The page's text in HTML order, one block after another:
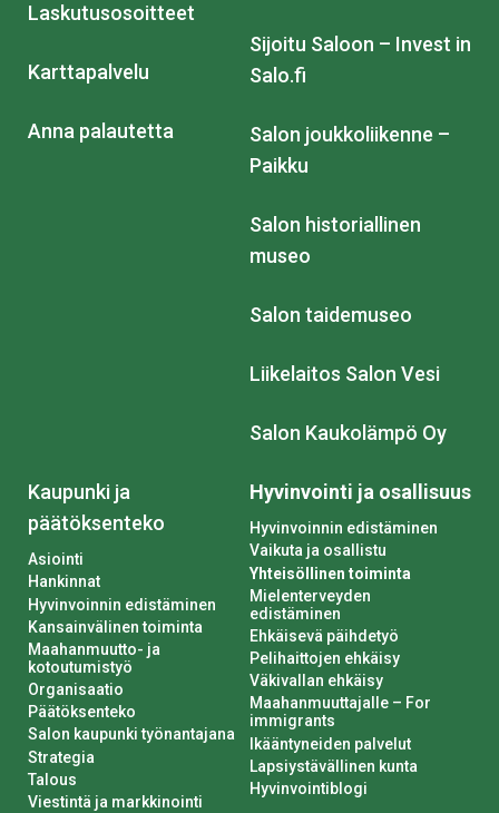
Laskutusosoitteet
Karttapalvelu
Anna palautetta
Sijoitu Saloon – Invest in
Salo.fi
Salon joukkoliikenne –
Paikku
Salon historiallinen
museo
Salon taidemuseo
Liikelaitos Salon Vesi
Salon Kaukolämpö Oy
Kaupunki ja
päätöksenteko
Asiointi
Hankinnat
Hyvinvoinnin edistäminen
Kansainvälinen toiminta
Maahanmuutto- ja
kotoutumistyö
Organisaatio
Päätöksenteko
Salon kaupunki työnantajana
Strategia
Talous
Viestintä ja markkinointi
Hyvinvointi ja osallisuus
Hyvinvoinnin edistäminen
Vaikuta ja osallistu
Yhteisöllinen toiminta
Mielenterveyden
edistäminen
Ehkäisevä päihdetyö
Pelihaittojen ehkäisy
Väkivallan ehkäisy
Maahanmuuttajalle – For
immigrants
Ikääntyneiden palvelut
Lapsiystävällinen kunta
Hyvinvointiblogi